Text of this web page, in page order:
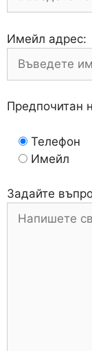
Имейл адрес:
Предпочитан
Телефон
Имейл
Задайте